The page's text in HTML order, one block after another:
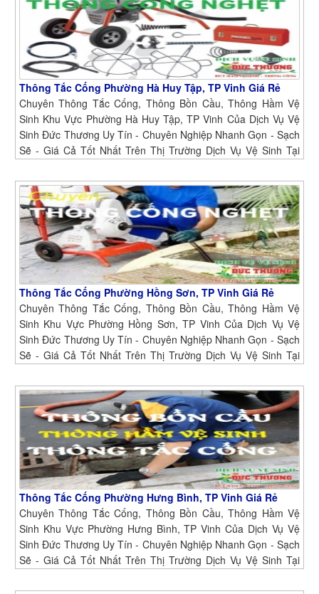
Thông Tắc Cống Phường Hà Huy Tập, TP Vinh Giá Rẻ
Chuyên Thông Tắc Cống, Thông Bồn Cầu, Thông Hầm Vệ
Sinh Khu Vực Phường Hà Huy Tập, TP Vinh Của Dịch Vụ Vệ
Sinh Đức Thương Uy Tín - Chuyên Nghiệp Nhanh Gọn - Sạch
Sẽ - Giá Cả Tốt Nhất Trên Thị Trường Dịch Vụ Vệ Sinh Tại
Thông Tắc Cống Phường Hồng Sơn, TP Vinh Giá Rẻ
Chuyên Thông Tắc Cống, Thông Bồn Cầu, Thông Hầm Vệ
Sinh Khu Vực Phường Hồng Sơn, TP Vinh Của Dịch Vụ Vệ
Sinh Đức Thương Uy Tín - Chuyên Nghiệp Nhanh Gọn - Sạch
Sẽ - Giá Cả Tốt Nhất Trên Thị Trường Dịch Vụ Vệ Sinh Tại
Thông Tắc Cống Phường Hưng Bình, TP Vinh Giá Rẻ
Chuyên Thông Tắc Cống, Thông Bồn Cầu, Thông Hầm Vệ
Sinh Khu Vực Phường Hưng Bình, TP Vinh Của Dịch Vụ Vệ
Sinh Đức Thương Uy Tín - Chuyên Nghiệp Nhanh Gọn - Sạch
Sẽ - Giá Cả Tốt Nhất Trên Thị Trường Dịch Vụ Vệ Sinh Tại